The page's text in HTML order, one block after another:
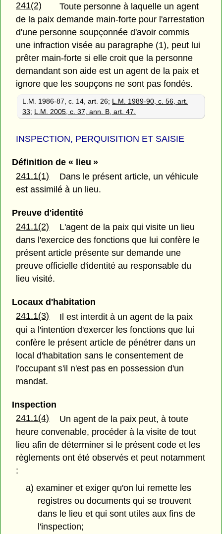
241(2)
Toute personne à laquelle un agent
de la paix demande main-forte pour l'arrestation
d'une personne soupçonnée d'avoir commis
une infraction visée au paragraphe (1), peut lui
prêter main-forte si elle croit que la personne
demandant son aide est un agent de la paix et
ignore que les soupçons ne sont pas fondés.
L.M. 1986-87, c. 14, art. 26; L.M. 1989-90, c. 56, art.
33; L.M. 2005, c. 37, ann. B, art. 47.
INSPECTION, PERQUISITION ET SAISIE
Définition de « lieu »
241.1(1)
Dans le présent article, un véhicule
est assimilé à un lieu.
Preuve d'identité
241.1(2)
L'agent de la paix qui visite un lieu
dans l'exercice des fonctions que lui confère le
présent article présente sur demande une
preuve officielle d'identité au responsable du
lieu visité.
Locaux d'habitation
241.1(3)
Il est interdit à un agent de la paix
qui a l'intention d'exercer les fonctions que lui
confère le présent article de pénétrer dans un
local d'habitation sans le consentement de
l'occupant s'il n'est pas en possession d'un
mandat.
Inspection
241.1(4)
Un agent de la paix peut, à toute
heure convenable, procéder à la visite de tout
lieu afin de déterminer si le présent code et les
règlements ont été observés et peut notamment
:
a) examiner et exiger qu'on lui remette les
registres ou documents qui se trouvent
dans le lieu et qui sont utiles aux fins de
l'inspection;